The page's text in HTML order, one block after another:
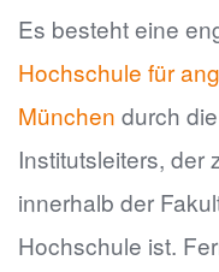
Es besteht eine
Hochschule für
München durch
Institutsleiters, der
innerhalb der
Hochschule ist.